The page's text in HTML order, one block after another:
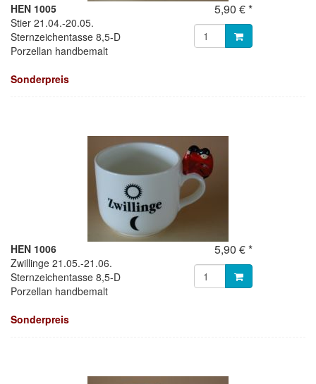
HEN 1005
Stier 21.04.-20.05.
Sternzeichentasse 8,5-D
Porzellan handbemalt
Sonderpreis
5,90 € *
HEN 1006
Zwillinge 21.05.-21.06.
Sternzeichentasse 8,5-D
Porzellan handbemalt
Sonderpreis
5,90 € *